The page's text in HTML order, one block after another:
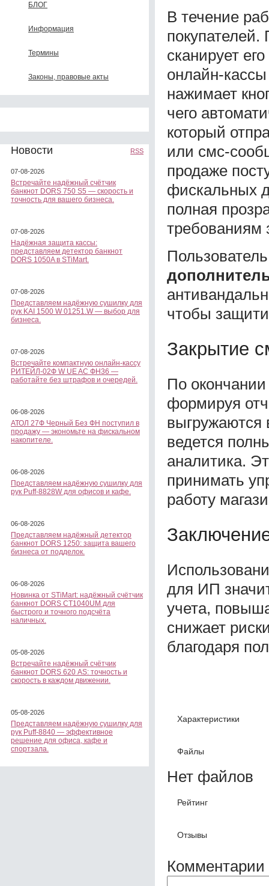
БЛОГ
Информация
Термины
Законы, правовые акты
Новости RSS
07-08-2026
Встречайте надёжный счётчик
банкнот DORS 750 S5 — скорость и
точность для вашего бизнеса.
07-08-2026
Надёжная защита кассы:
представляем детектор банкнот
DORS 1050A в STiMart.
07-08-2026
Представляем надёжную сушилку для
рук KAI 1500 W 01251.W — выбор для
бизнеса.
07-08-2026
Встречайте компактную онлайн-кассу
РИТЕЙЛ-02Ф W UE AC ФН36 —
работайте без штрафов и очередей.
06-08-2026
АТОЛ 27Ф Черный Без ФН поступил в
продажу — экономьте на фискальном
накопителе.
06-08-2026
Представляем надёжную сушилку для
рук Puff-8828W для офисов и кафе.
06-08-2026
Представляем надёжный детектор
банкнот DORS 1250: защита вашего
бизнеса от подделок.
06-08-2026
Новинка от STiMart: надёжный счётчик
банкнот DORS CT1040UM для
быстрого и точного подсчёта
наличных.
05-08-2026
Встречайте надёжный счётчик
банкнот DORS 620 АS: точность и
скорость в каждом движении.
05-08-2026
Представляем надёжную сушилку для
рук Puff-8840 — эффективное
решение для офиса, кафе и
спортзала.
В течение
покупателей.
сканирует
онлайн-
нажимает
чего
который
или смс-
продаже
фискальных
полная
требованиям
чтобы
Закрытие
По
формируя
выгружаются
ведется
аналитика.
принимать
работу
для ИП
учета,
снижает
благодаря
Характеристики
Файлы
Нет файлов
Рейтинг
Отзывы
Комментарии